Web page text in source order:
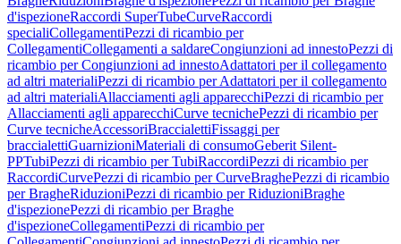
d'ispezioneRaccordi SuperTubeCurveRaccordi
specialiCollegamentiPezzi di ricambio per
CollegamentiCollegamenti a saldareCongiunzioni ad innestoPezzi di
ricambio per Congiunzioni ad innestoAdattatori per il collegamento
ad altri materialiPezzi di ricambio per Adattatori per il collegamento
ad altri materialiAllacciamenti agli apparecchiPezzi di ricambio per
Allacciamenti agli apparecchiCurve tecnichePezzi di ricambio per
Curve tecnicheAccessoriBraccialettiFissaggi per
braccialettiGuarnizioniMateriali di consumoGeberit Silent-
PPTubiPezzi di ricambio per TubiRaccordiPezzi di ricambio per
RaccordiCurvePezzi di ricambio per CurveBraghePezzi di ricambio
per BragheRiduzioniPezzi di ricambio per RiduzioniBraghe
d'ispezionePezzi di ricambio per Braghe
d'ispezioneCollegamentiPezzi di ricambio per